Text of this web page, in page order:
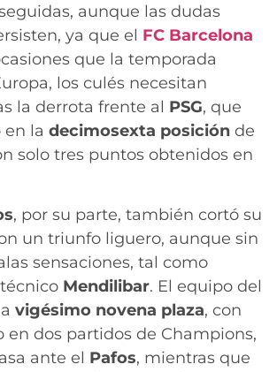
aunque las dudas
ya que el FC Barcelona
que la temporada
los culés necesitan
la derrota frente al PSG, que
en la decimosexta posición de
solo tres puntos obtenidos en
, por su parte, también cortó su
un triunfo liguero, aunque sin
sensaciones, tal como
Mendilibar. El equipo del
vigésimo novena plaza, con
en dos partidos de Champions,
ante el Pafos, mientras que